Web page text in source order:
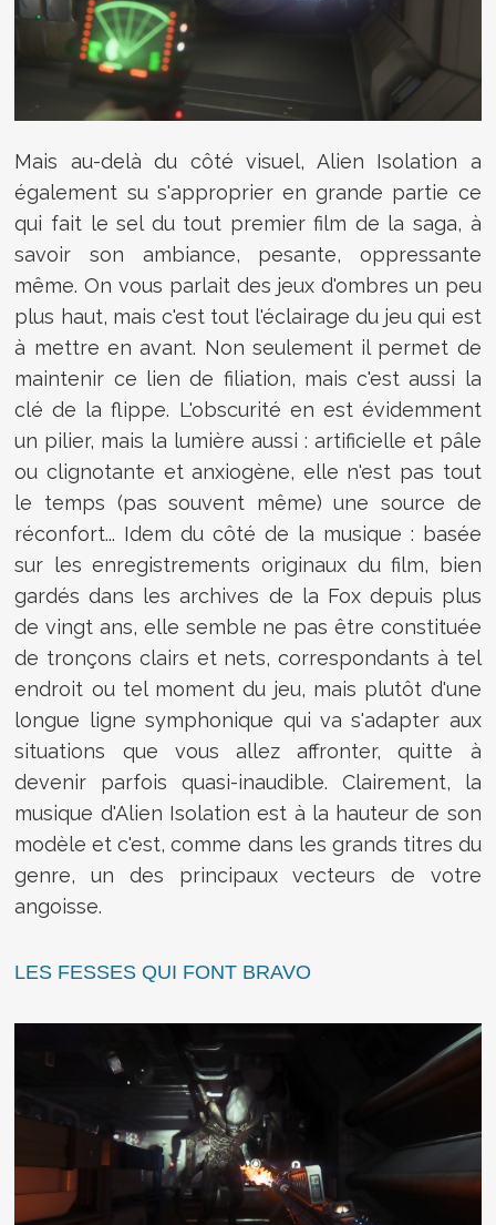
Mais au-delà du côté visuel, Alien Isolation a
également su s'approprier en grande partie ce
qui fait le sel du tout premier film de la saga, à
savoir son ambiance, pesante, oppressante
même. On vous parlait des jeux d'ombres un peu
plus haut, mais c'est tout l'éclairage du jeu qui est
à mettre en avant. Non seulement il permet de
maintenir ce lien de filiation, mais c'est aussi la
clé de la flippe. L'obscurité en est évidemment
un pilier, mais la lumière aussi : artificielle et pâle
ou clignotante et anxiogène, elle n'est pas tout
le temps (pas souvent même) une source de
réconfort... Idem du côté de la musique : basée
sur les enregistrements originaux du film, bien
gardés dans les archives de la Fox depuis plus
de vingt ans, elle semble ne pas être constituée
de tronçons clairs et nets, correspondants à tel
endroit ou tel moment du jeu, mais plutôt d'une
longue ligne symphonique qui va s'adapter aux
situations que vous allez affronter, quitte à
devenir parfois quasi-inaudible. Clairement, la
musique d'Alien Isolation est à la hauteur de son
modèle et c'est, comme dans les grands titres du
genre, un des principaux vecteurs de votre
angoisse.
LES FESSES QUI FONT BRAVO